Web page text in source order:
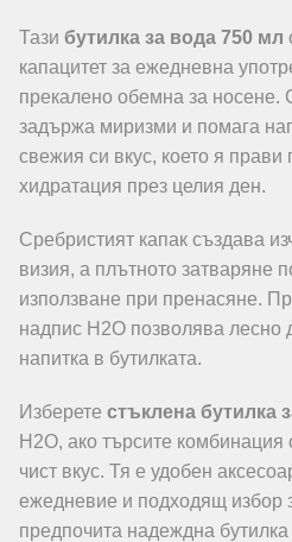
Тази бутилка за вода 750 мл
капацитет за ежедневна
прекалено обемна за носене.
задържа миризми и помага
свежия си вкус, което я
хидратация през целия ден.
Сребристият капак създава
визия, а плътното затваряне
използване при пренасяне.
надпис H2O позволява лесно
напитка в бутилката.
Изберете стъклена бутилка
H2O, ако търсите комбинация
чист вкус. Тя е удобен
ежедневие и подходящ избор
предпочита надеждна бутилка